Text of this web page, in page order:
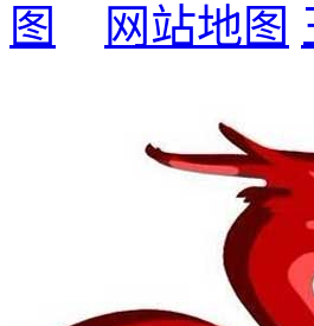
网站地图